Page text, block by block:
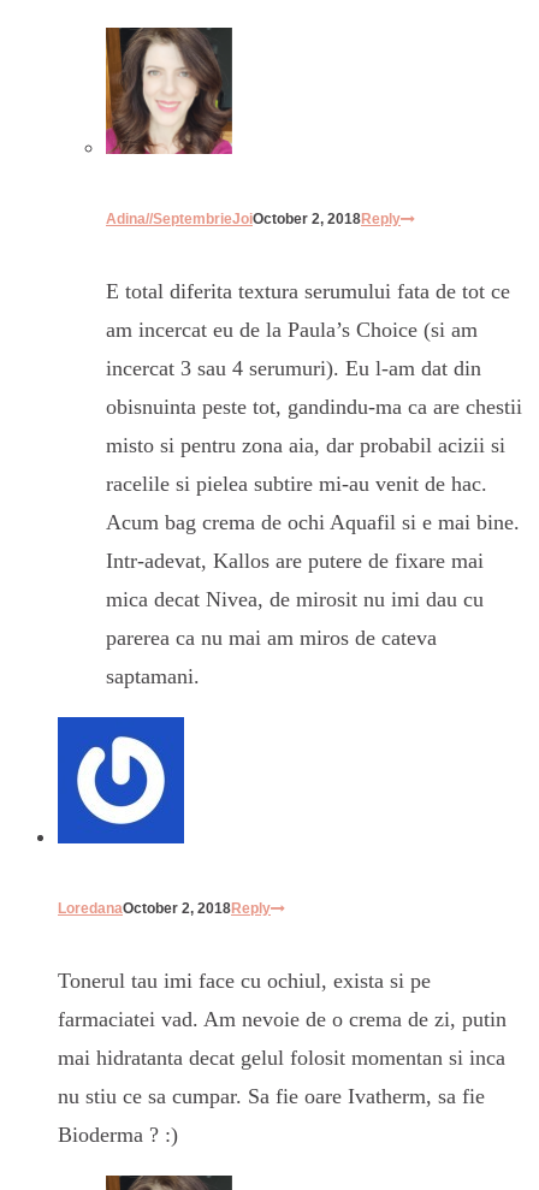
Adina//SeptembrieJoiOctober 2, 2018Reply
E total diferita textura serumului fata de tot ce
am incercat eu de la Paula’s Choice (si am
incercat 3 sau 4 serumuri). Eu l-am dat din
obisnuinta peste tot, gandindu-ma ca are chestii
misto si pentru zona aia, dar probabil acizii si
racelile si pielea subtire mi-au venit de hac.
Acum bag crema de ochi Aquafil si e mai bine.
Intr-adevat, Kallos are putere de fixare mai
mica decat Nivea, de mirosit nu imi dau cu
parerea ca nu mai am miros de cateva
saptamani.
LoredanaOctober 2, 2018Reply
Tonerul tau imi face cu ochiul, exista si pe
farmaciatei vad. Am nevoie de o crema de zi, putin
mai hidratanta decat gelul folosit momentan si inca
nu stiu ce sa cumpar. Sa fie oare Ivatherm, sa fie
Bioderma ? :)